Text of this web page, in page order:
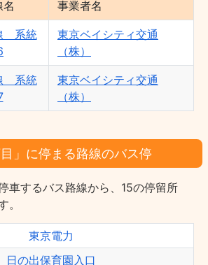
名 事業者名
系統
東京ベイシティ交通
（株）
系統
東京ベイシティ交通
（株）
目」に停まる路線のバス停
車するバス路線から、15の停留所
。
東京電力
日の出保育園入口